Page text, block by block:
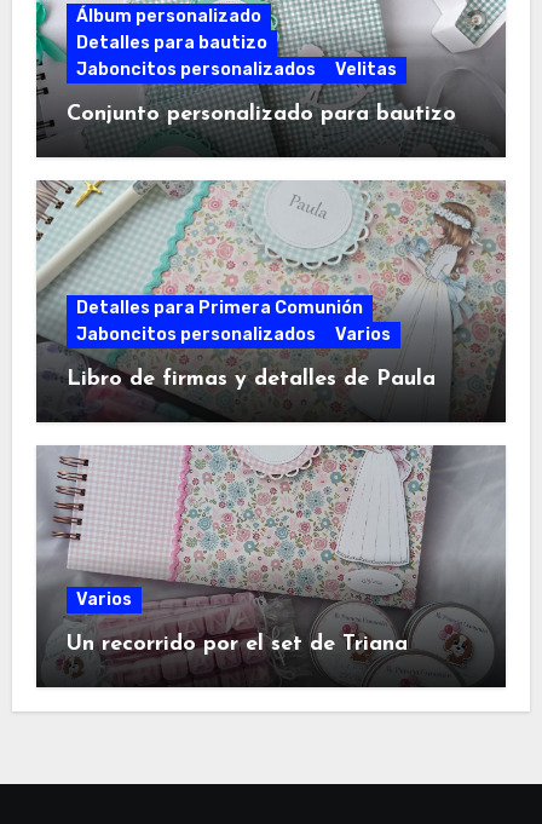
Álbum personalizado
Detalles para bautizo
Jaboncitos personalizados
Velitas
Conjunto personalizado para bautizo
Detalles para Primera Comunión
Jaboncitos personalizados
Varios
Libro de firmas y detalles de Paula
Varios
Un recorrido por el set de Triana